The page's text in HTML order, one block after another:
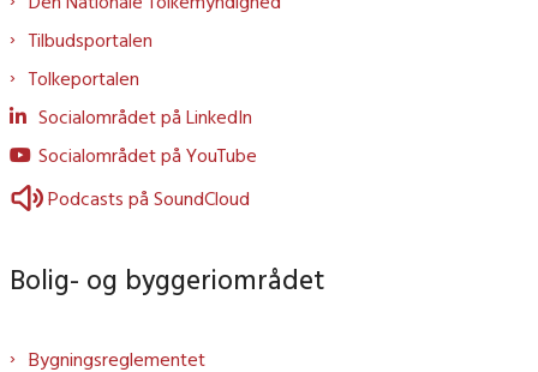
Tilbudsportalen
Tolkeportalen
Socialområdet på LinkedIn
Socialområdet på YouTube
Podcasts på SoundCloud
Bolig- og byggeriområdet
Bygningsreglementet